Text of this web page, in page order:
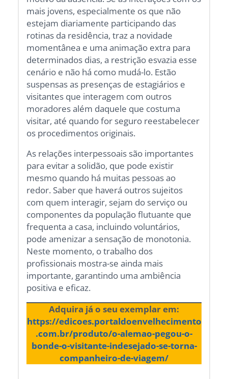
mais jovens, especialmente os que não
estejam diariamente participando das
rotinas da residência, traz a novidade
momentânea e uma animação extra para
determinados dias, a restrição esvazia esse
cenário e não há como mudá-lo. Estão
suspensas as presenças de estagiários e
visitantes que interagem com outros
moradores além daquele que costuma
visitar, até quando for seguro reestabelecer
os procedimentos originais.
As relações interpessoais são importantes
para evitar a solidão, que pode existir
mesmo quando há muitas pessoas ao
redor. Saber que haverá outros sujeitos
com quem interagir, sejam do serviço ou
componentes da população flutuante que
frequenta a casa, incluindo voluntários,
pode amenizar a sensação de monotonia.
Neste momento, o trabalho dos
profissionais mostra-se ainda mais
importante, garantindo uma ambiência
positiva e eficaz.
Adquira já o seu exemplar em:
https://edicoes.portaldoenvelhecimento
.com.br/produto/o-alemao-pegou-o-
bonde-o-visitante-indesejado-se-torna-
companheiro-de-viagem/